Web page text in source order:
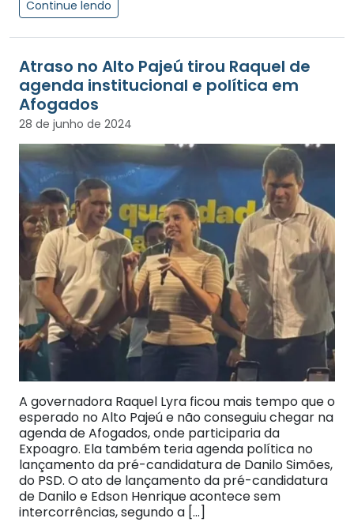
Continue lendo
Atraso no Alto Pajeú tirou Raquel de
agenda institucional e política em
Afogados
28 de junho de 2024
A governadora Raquel Lyra ficou mais tempo que o
esperado no Alto Pajeú e não conseguiu chegar na
agenda de Afogados, onde participaria da
Expoagro. Ela também teria agenda política no
lançamento da pré-candidatura de Danilo Simões,
do PSD. O ato de lançamento da pré-candidatura
de Danilo e Edson Henrique acontece sem
intercorrências, segundo a […]